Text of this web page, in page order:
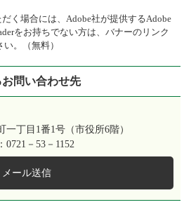
く場合には、Adobe社が提供するAdobe
をお持ちでない方は、バナーのリンク
。（無料）
問い合わせ先
一丁目1番1号（市役所6階）
0721－53－1152
メール送信